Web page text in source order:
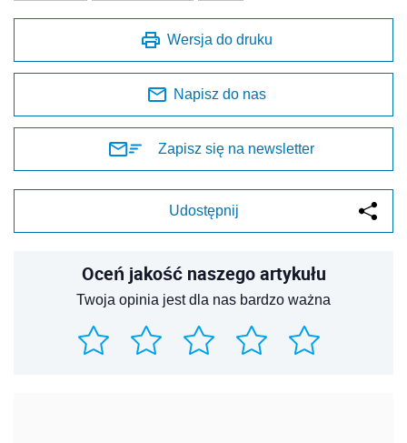
Wersja do druku
Napisz do nas
Zapisz się na newsletter
Udostępnij
Oceń jakość naszego artykułu
Twoja opinia jest dla nas bardzo ważna